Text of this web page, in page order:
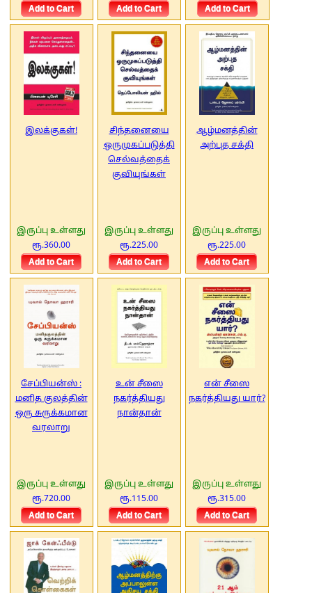
இலக்குகள்!
இருப்பு உள்ளது
ரூ.360.00
சிந்தனையை
ஒருமுகப்படுத்தி
செல்வத்தைக்
குவியுங்கள்
இருப்பு உள்ளது
ரூ.225.00
ஆழ்மனத்தின்
அற்புத சக்தி
இருப்பு உள்ளது
ரூ.225.00
சேப்பியன்ஸ் :
மனித குலத்தின்
ஒரு சுருக்கமான
வரலாறு
இருப்பு உள்ளது
ரூ.720.00
உன் சீஸை
நகர்த்தியது
நான்தான்
இருப்பு உள்ளது
ரூ.115.00
என் சீஸை
நகர்த்தியது யார்?
இருப்பு உள்ளது
ரூ.315.00